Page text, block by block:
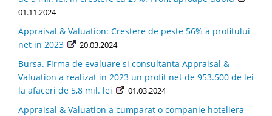
01.11.2024
Appraisal & Valuation: Crestere de peste 56% a profitului
net in 2023
20.03.2024
Bursa. Firma de evaluare si consultanta Appraisal &
Valuation a realizat in 2023 un profit net de 953.500 de lei
la afaceri de 5,8 mil. lei
01.03.2024
Appraisal & Valuation a cumparat o companie hoteliera